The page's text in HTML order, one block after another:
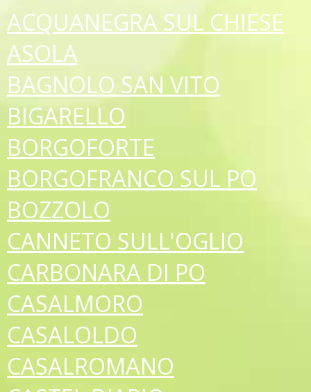
ACQUANEGRA SUL CHIESE
ASOLA
BAGNOLO SAN VITO
BIGARELLO
BORGOFORTE
BORGOFRANCO SUL PO
BOZZOLO
CANNETO SULL'OGLIO
CARBONARA DI PO
CASALMORO
CASALOLDO
CASALROMANO